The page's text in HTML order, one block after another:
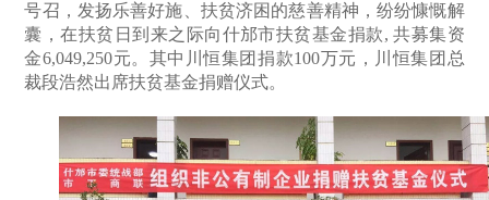
号召，发扬乐善好施、扶贫济困的慈善精神，纷纷慷慨解
囊，在扶贫日到来之际向什邡市扶贫基金捐款, 共募集资
金6,049,250元。其中川恒集团捐款100万元，川恒集团总
裁段浩然出席扶贫基金捐赠仪式。